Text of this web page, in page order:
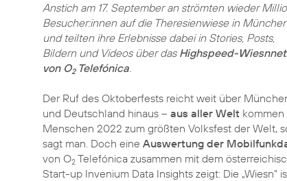
Anstich am 17. September an strömten wieder
Besucher:innen auf die Theresienwiese in
und teilten ihre Erlebnisse dabei in Stories, Posts,
Bildern und Videos über das Highspeed-
von O2Telefónica.
Der Ruf des Oktoberfests reicht weit über
und Deutschland hinaus – aus aller Welt kommen
Menschen 2022 zum größten Volksfest der Welt,
sagt man. Doch eine Auswertung der
von O2 Telefónica zusammen mit dem
Start-up Invenium Data Insights zeigt: Die „Wiesn“